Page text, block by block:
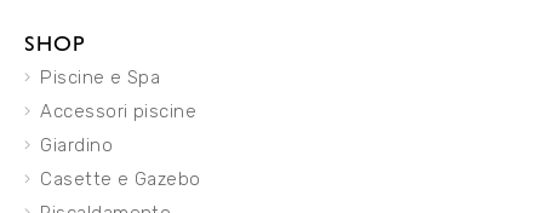
SHOP
Piscine e Spa
Accessori piscine
Giardino
Casette e Gazebo